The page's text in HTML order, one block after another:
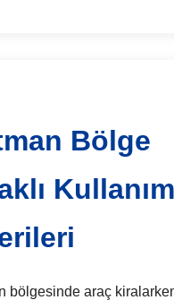
Bölge
Kullanım
bölgesinde araç